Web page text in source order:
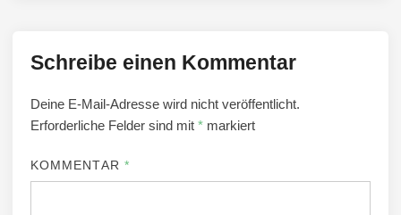
Schreibe einen Kommentar
Deine E-Mail-Adresse wird nicht veröffentlicht.
Erforderliche Felder sind mit * markiert
KOMMENTAR *